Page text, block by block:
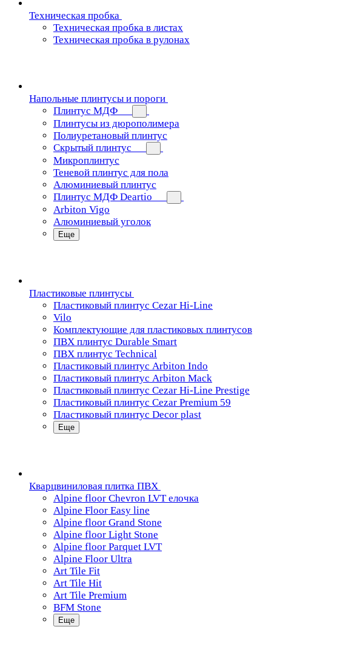
Техническая пробка
Техническая пробка в листах
Техническая пробка в рулонах
Напольные плинтусы и пороги
Плинтус МДФ
Плинтусы из дюрополимера
Полиуретановый плинтус
Скрытый плинтус
Микроплинтус
Теневой плинтус для пола
Алюминиевый плинтус
Плинтус МДФ Deartio
Arbiton Vigo
Алюминиевый уголок
Еще
Пластиковые плинтусы
Пластиковый плинтус Cezar Hi-Line
Vilo
Комплектующие для пластиковых плинтусов
ПВХ плинтус Durable Smart
ПВХ плинтус Technical
Пластиковый плинтус Arbiton Indo
Пластиковый плинтус Arbiton Mack
Пластиковый плинтус Cezar Hi-Line Prestige
Пластиковый плинтус Cezar Premium 59
Пластиковый плинтус Decor plast
Еще
Кварцвиниловая плитка ПВХ
Alpine floor Chevron LVT елочка
Alpine Floor Easy line
Alpine floor Grand Stone
Alpine floor Light Stone
Alpine floor Parquet LVT
Alpine Floor Ultra
Art Tile Fit
Art Tile Hit
Art Tile Premium
BFM Stone
Еще